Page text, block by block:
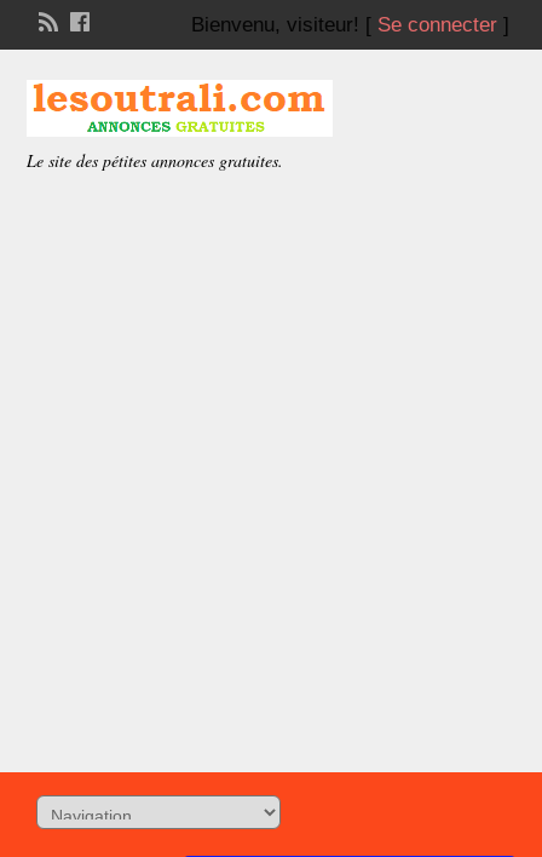
Bienvenu, visiteur! [ Se connecter]
Le site des pétites annonces gratuites.